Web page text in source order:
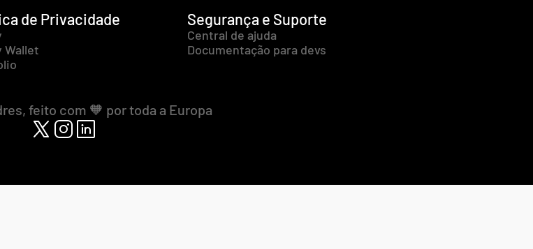
de Privacidade
Wallet
Segurança e Suporte
Central de ajuda
Documentação para devs
feito com 🧡 por toda a Europa